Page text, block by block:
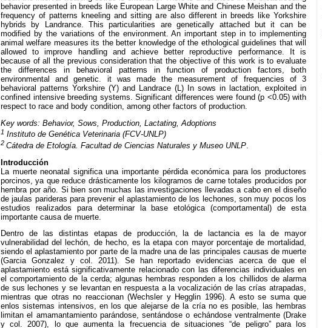
behavior presented in breeds like European Large White and Chinese Meishan and the
frequency of patterns kneeling and sitting are also different in breeds like Yorkshire
hybrids by Landrance. This particularities are genetically attached but it can be
modified by the variations of the environment. An important step in to implementing
animal welfare measures its the better knowledge of the ethological guidelines that will
allowed to improve handling and achieve better reproductive performance. It is
because of all the previous consideration that the objective of this work is to evaluate
the differences in behavioral patterns in function of production factors, both
environmental and genetic. it was made the measurement of frequencies of 3
behavioral patterns Yorkshire (Y) and Landrace (L) In sows in lactation, exploited in
confined intensive breeding systems. Significant differences were found (p <0.05) with
respect to race and body condition, among other factors of production.
Key words: Behavior, Sows, Production, Lactating, Adoptions
1 Instituto de Genética Veterinaria (FCV-UNLP)
2 Cátedra de Etología. Facultad de Ciencias Naturales y Museo UNLP
Introducción
La muerte neonatal significa una importante pérdida económica para los productores
porcinos, ya que reduce drásticamente los kilogramos de carne totales producidos por
hembra por año. Si bien son muchas las investigaciones llevadas a cabo en el diseño
de jaulas parideras para prevenir el aplastamiento de los lechones, son muy pocos los
estudios realizados para determinar la base etológica (comportamental) de esta
importante causa de muerte.
Dentro de las distintas etapas de producción, la de lactancia es la de mayor
vulnerabilidad del lechón, de hecho, es la etapa con mayor porcentaje de mortalidad,
siendo el aplastamiento por parte de la madre una de las principales causas de muerte
(Garcia Gonzalez y col. 2011). Se han reportado evidencias acerca de que el
aplastamiento está significativamente relacionado con las diferencias individuales en
el comportamiento de la cerda; algunas hembras responden a los chillidos de alarma
de sus lechones y se levantan en respuesta a la vocalización de las crías atrapadas,
mientras que otras no reaccionan (Wechsler y Hegglin 1996). A esto se suma que
enlos sistemas intensivos, en los que alejarse de la cría no es posible, las hembras
limitan el amamantamiento parándose, sentándose o echándose ventralmente (Drake
y col. 2007), lo que aumenta la frecuencia de situaciones “de peligro” para los